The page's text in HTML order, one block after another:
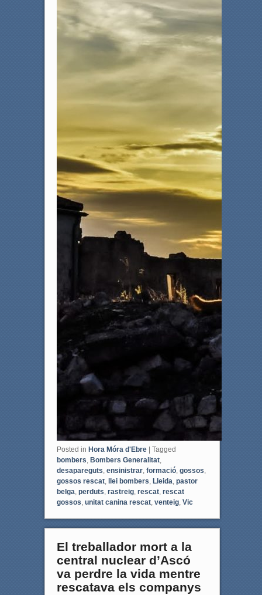
Posted in Hora Móra d'Ebre
Tagged
bombers, Bombers Generalitat,
desapareguts, ensinistrar, formació, gossos,
gossos rescat, llei bombers, Lleida, pastor
belga, perduts, rastreig, rescat, rescat
gossos, unitat canina rescat, venteig, Vic
El treballador mort a la
central nuclear d’Ascó
va perdre la vida mentre
rescatava els companys